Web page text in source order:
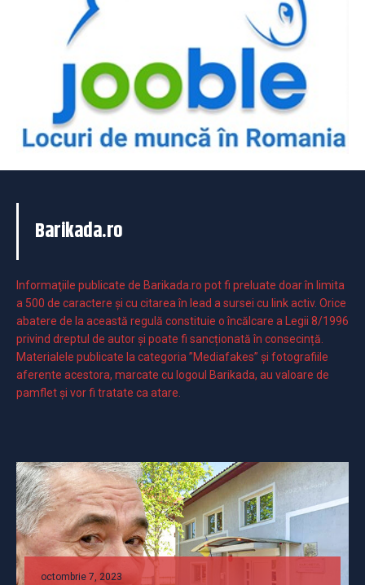
Barikada.ro
Informaţiile publicate de Barikada.ro pot fi preluate doar în limita
a 500 de caractere şi cu citarea în lead a sursei cu link activ. Orice
abatere de la această regulă constituie o încălcare a Legii 8/1996
privind dreptul de autor și poate fi sancționată în consecință.
Materialele publicate la categoria ”Mediafakes” și fotografiile
aferente acestora, marcate cu logoul Barikada, au valoare de
pamflet și vor fi tratate ca atare.
octombrie 7, 2023